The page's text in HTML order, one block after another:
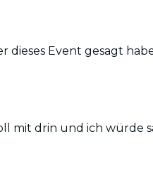
dieses Event gesagt
mit drin und ich würde